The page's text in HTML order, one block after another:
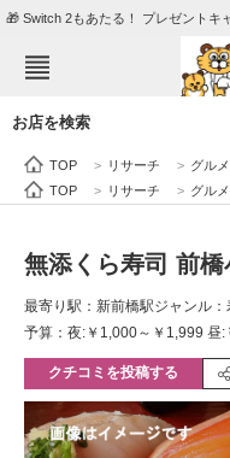
🎁 Switch 2もあたる！ プレゼントキ
エンタメ
住まい
動物
会員記事
メディア
お店を検索
TOP > リサーチ > グル
TOP
> リサーチ > グル
無添くら寿司 前橋
最寄り駅：新前橋駅ジャンル：
予算：夜:￥1,000～￥1,999 昼
クチコミを投稿する